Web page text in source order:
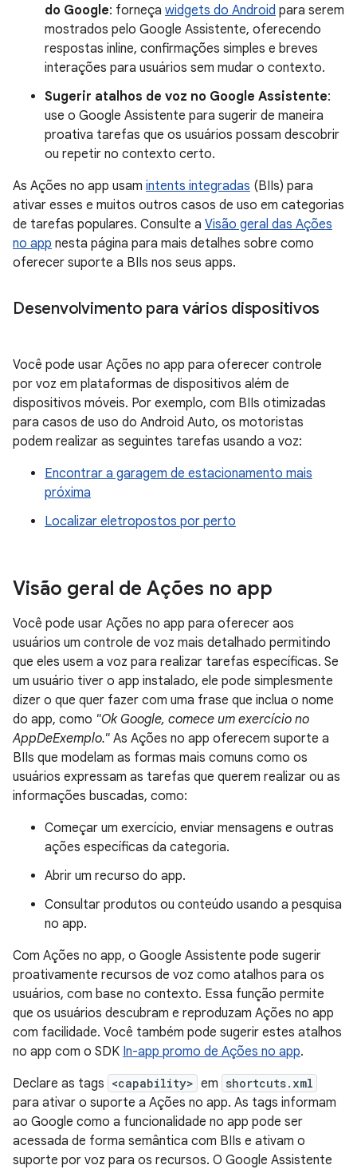
do Google: forneça widgets do Android para serem
mostrados pelo Google Assistente, oferecendo
respostas inline, confirmações simples e breves
interações para usuários sem mudar o contexto.
Sugerir atalhos de voz no Google Assistente:
use o Google Assistente para sugerir de maneira
proativa tarefas que os usuários possam descobrir
ou repetir no contexto certo.
As Ações no app usam intents integradas (BIIs) para
ativar esses e muitos outros casos de uso em categorias
de tarefas populares. Consulte a Visão geral das Ações
no app nesta página para mais detalhes sobre como
oferecer suporte a BIIs nos seus apps.
Desenvolvimento para vários dispositivos
Você pode usar Ações no app para oferecer controle
por voz em plataformas de dispositivos além de
dispositivos móveis. Por exemplo, com BIIs otimizadas
para casos de uso do Android Auto, os motoristas
podem realizar as seguintes tarefas usando a voz:
Encontrar a garagem de estacionamento mais
próxima
Localizar eletropostos por perto
Visão geral de Ações no app
Você pode usar Ações no app para oferecer aos
usuários um controle de voz mais detalhado permitindo
que eles usem a voz para realizar tarefas específicas. Se
um usuário tiver o app instalado, ele pode simplesmente
dizer o que quer fazer com uma frase que inclua o nome
do app, como "Ok Google, comece um exercício no
AppDeExemplo." As Ações no app oferecem suporte a
BIIs que modelam as formas mais comuns como os
usuários expressam as tarefas que querem realizar ou as
informações buscadas, como:
Começar um exercício, enviar mensagens e outras
ações específicas da categoria.
Abrir um recurso do app.
Consultar produtos ou conteúdo usando a pesquisa
no app.
Com Ações no app, o Google Assistente pode sugerir
proativamente recursos de voz como atalhos para os
usuários, com base no contexto. Essa função permite
que os usuários descubram e reproduzam Ações no app
com facilidade. Você também pode sugerir estes atalhos
no app com o SDK In-app promo de Ações no app.
Declare as tags <capability> em shortcuts.xml
para ativar o suporte a Ações no app. As tags informam
ao Google como a funcionalidade no app pode ser
acessada de forma semântica com BIIs e ativam o
suporte por voz para os recursos. O Google Assistente